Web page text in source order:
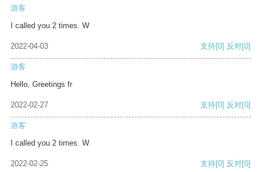
游客
I called you 2 times. W
2022-04-03 支持[0] 反对[0]
游客
Hello, Greetings fr
2022-02-27 支持[0] 反对[0]
游客
I called you 2 times. W
2022-02-25 支持[0] 反对[0]